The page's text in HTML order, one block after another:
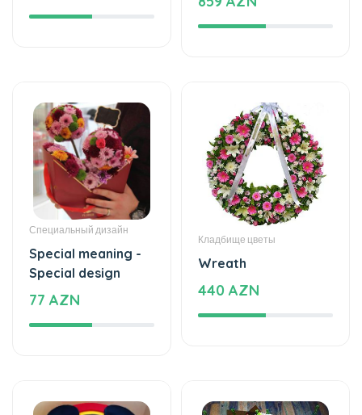
Специальный дизайн
Special meaning -
Special design
77 AZN
Кладбище цветы
Wreath
440 AZN